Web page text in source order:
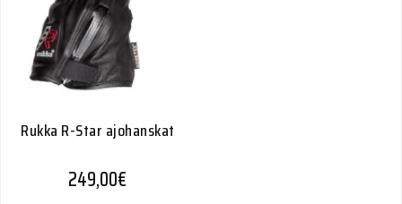
Rukka R-Star ajohanskat
249,00€